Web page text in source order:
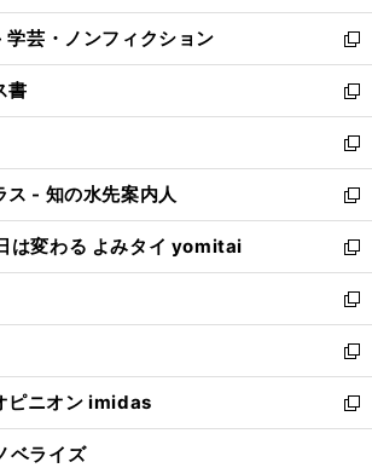
開
く
ウ
で
開
く
ン
ド
ウ
で
開
く
ウ
ィ
ン
ド
ウ
で
開
く
芸・ノンフィクション
新
し
い
ウ
ィ
ン
ド
ウ
で
開
く
書
新
し
い
ウ
ィ
ン
ド
ウ
で
開
く
新
し
い
ウ
ィ
ン
ド
ウ
で
開
く
ス - 知の水先案内人
新
し
い
ウ
ィ
ン
ド
ウ
で
開
は変わる よみタイ yomitai
新
し
い
ウ
ィ
ン
ド
ウ
新
し
い
ウ
ィ
ン
新
し
い
ウ
ピニオン imidas
新
し
ベライズ